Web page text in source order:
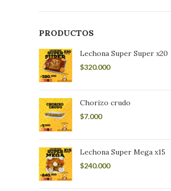
PRODUCTOS
Lechona Super Super x20
$320.000
Chorizo crudo
$7.000
Lechona Super Mega x15
$240.000